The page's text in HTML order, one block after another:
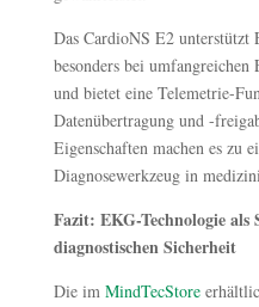
Das CardioNS E2 unterstützt
besonders bei
und bietet eine Telemetrie-
Datenübertragung und -
Eigenschaften machen es zu
Diagnosewerkzeug in
Fazit: EKG-Technologie als
diagnostischen Sicherheit
Die im MindTecStore